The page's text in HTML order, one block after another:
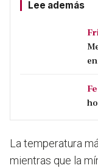
Lee además
La temperatura
mientras que la